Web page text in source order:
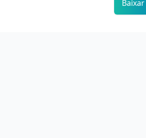
Baixar